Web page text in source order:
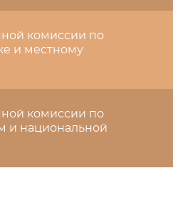
комиссии по
и местному
комиссии по
и национальной